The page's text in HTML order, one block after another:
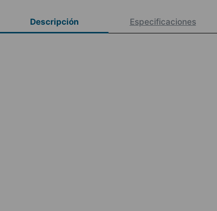
Descripción Especificaciones